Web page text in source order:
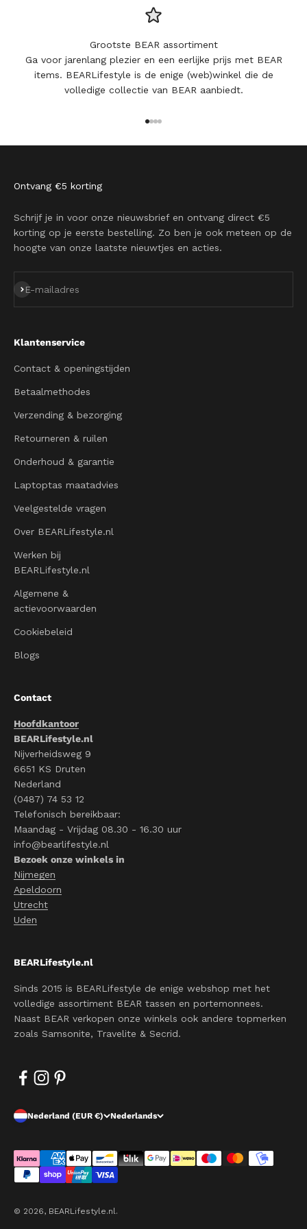
Grootste BEAR assortiment
Ga voor jarenlang plezier en een eerlijke prijs met BEAR
items. BEARLifestyle is de enige (web)winkel die de
volledige collectie van BEAR aanbiedt.
Ontvang €5 korting
Schrijf je in voor onze nieuwsbrief en ontvang direct €5
korting op je eerste bestelling. Zo ben je ook meteen op de
hoogte van onze laatste nieuwtjes en acties.
E-mailadres
Abonneren
Klantenservice
Contact & openingstijden
Betaalmethodes
Verzending & bezorging
Retourneren & ruilen
Onderhoud & garantie
Laptoptas maatadvies
Veelgestelde vragen
Over BEARLifestyle.nl
Werken bij
BEARLifestyle.nl
Algemene &
actievoorwaarden
Cookiebeleid
Blogs
Contact
Hoofdkantoor
BEARLifestyle.nl
Nijverheidsweg 9
6651 KS Druten
Nederland
(0487) 74 53 12
Telefonisch bereikbaar:
Maandag - Vrijdag 08.30 - 16.30 uur
info@bearlifestyle.nl
Bezoek onze winkels in
Nijmegen
Apeldoorn
Utrecht
Uden
BEARLifestyle.nl
Sinds 2015 is BEARLifestyle de enige webshop met het
volledige assortiment BEAR tassen en portemonnees.
Naast BEAR verkopen onze winkels ook andere topmerken
zoals Samsonite, Travelite & Secrid.
Nederland (EUR €) Nederlands
© 2026, BEARLifestyle.nl.